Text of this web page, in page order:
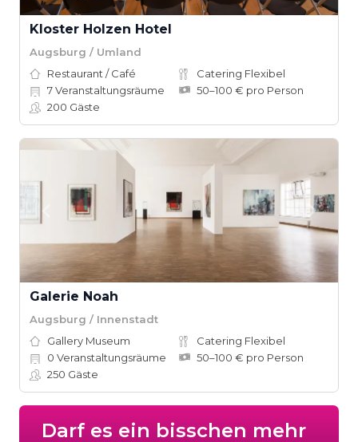
Kloster Holzen Hotel
Augsburg / Umland
Restaurant / Café
Catering Flexibel
7Veranstaltungsräume
50–100 € pro Person
200 Gäste
Galerie Noah
Augsburg / Innenstadt
Gallery Museum
Catering Flexibel
0 Veranstaltungsräume
50–100 € pro Person
250 Gäste
Darf es ein bisschen mehr